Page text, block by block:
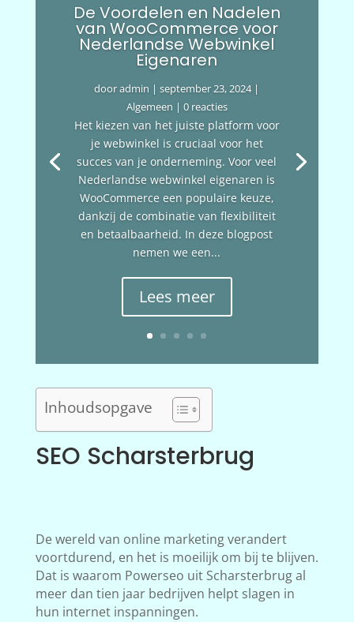
De Voordelen en Nadelen
van WooCommerce voor
Nederlandse Webwinkel
Eigenaren
dooradmin |september 23, 2024|
Algemeen | 0 reacties
Het kiezen van het juiste platform voor
je webwinkel is cruciaal voor het
succes van je onderneming. Voor veel
Nederlandse webwinkel eigenaren is
WooCommerce een populaire keuze,
dankzij de combinatie van flexibiliteit
en betaalbaarheid. In deze blogpost
nemen we een...
Lees meer
Inhoudsopgave
SEO Scharsterbrug
De wereld van online marketing verandert
voortdurend, en het is moeilijk om bij te blijven.
Dat is waarom Powerseo uit Scharsterbrug al
meer dan tien jaar bedrijven helpt slagen in
hun internet inspanningen.